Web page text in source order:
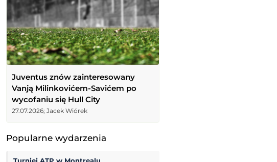
Juventus znów zainteresowany
Vanją Milinkovićem-Savićem po
wycofaniu się Hull City
27.07.2026; Jacek Wiórek
Popularne wydarzenia